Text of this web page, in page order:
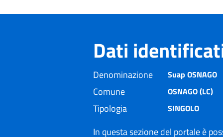
Dati
Denominazione Suap OSNAGO
Comune OSNAGO (LC)
Tipologia SINGOLO
In questa sezione del portale è